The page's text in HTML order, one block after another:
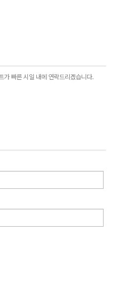
가 빠른 시일 내에 연락드리겠습니다.